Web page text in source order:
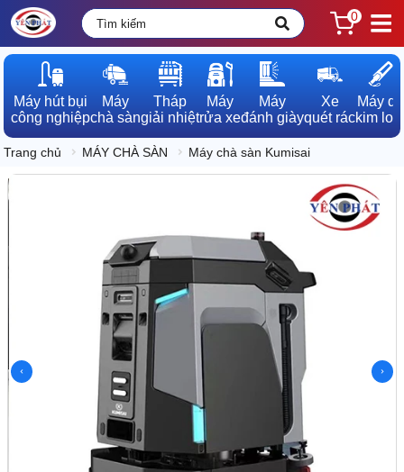
0
Máy hút bụi
công nghiệp
Máy
chà sàn
Tháp
giải nhiệt
Máy
rửa xe
Máy
đánh giày
Xe
quét rác
Máy dò
kim loại
Trang chủ MÁY CHÀ SÀN Máy chà sàn Kumisai